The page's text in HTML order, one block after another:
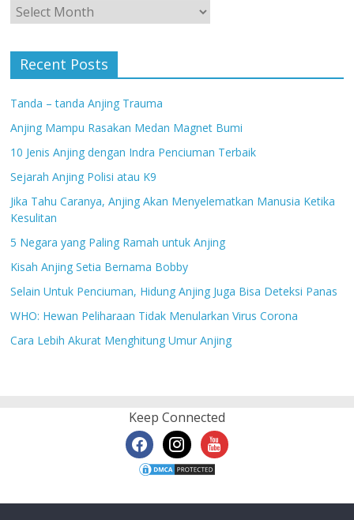
Archives
Recent Posts
Tanda – tanda Anjing Trauma
Anjing Mampu Rasakan Medan Magnet Bumi
10 Jenis Anjing dengan Indra Penciuman Terbaik
Sejarah Anjing Polisi atau K9
Jika Tahu Caranya, Anjing Akan Menyelematkan Manusia Ketika
Kesulitan
5 Negara yang Paling Ramah untuk Anjing
Kisah Anjing Setia Bernama Bobby
Selain Untuk Penciuman, Hidung Anjing Juga Bisa Deteksi Panas
WHO: Hewan Peliharaan Tidak Menularkan Virus Corona
Cara Lebih Akurat Menghitung Umur Anjing
Keep Connected
facebookinstagram
youtube